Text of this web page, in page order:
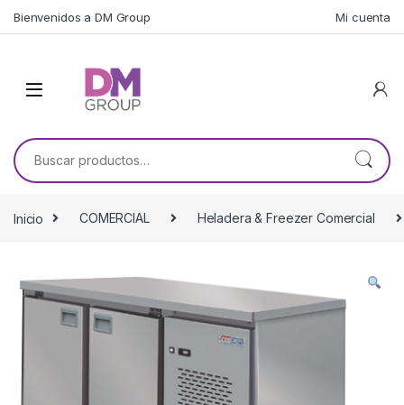
Bienvenidos a DM Group Mi cuenta
Buscar por:
Inicio COMERCIAL Heladera & Freezer Comercial